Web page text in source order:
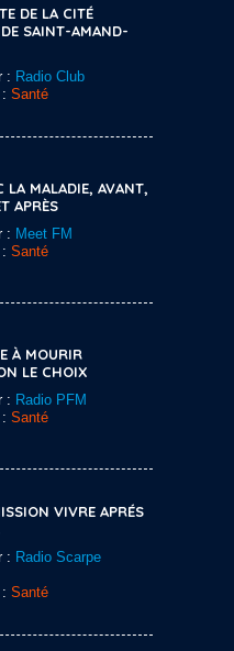
DE LA CITÉ
SAINT-AMAND-
: Radio Club
Santé
LA MALADIE, AVANT,
APRÈS
: Meet FM
Santé
À MOURIR
LE CHOIX
: Radio PFM
Santé
VIVRE APRÉS
: Radio Scarpe
Santé